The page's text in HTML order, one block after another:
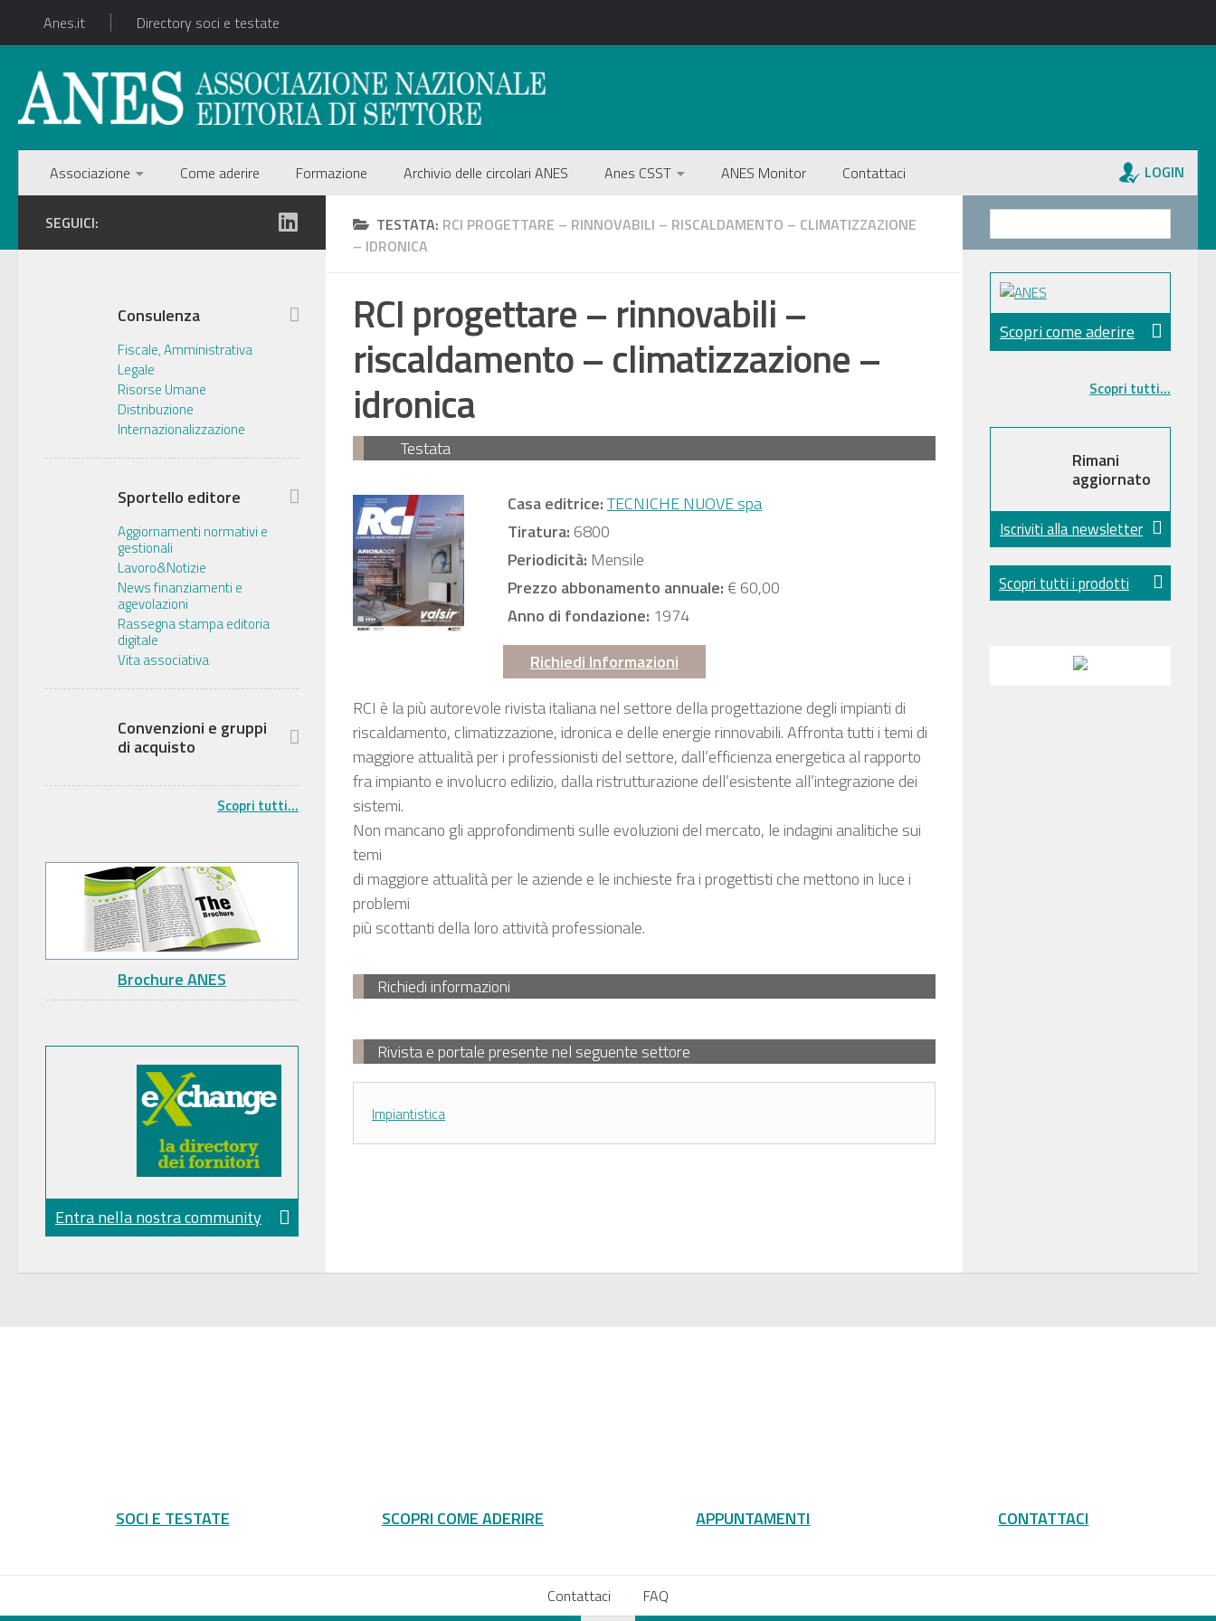
Anes.it Directory soci e testate
LOGIN
Associazione Come aderire Formazione Archivio delle circolari ANES Anes CSST ANES Monitor Contattaci
TESTATA: RCI PROGETTARE – RINNOVABILI – RISCALDAMENTO – CLIMATIZZAZIONE
– IDRONICA
RCI progettare – rinnovabili –
riscaldamento – climatizzazione –
idronica
Testata
Casa editrice:TECNICHE NUOVE spa
Tiratura: 6800
Periodicità: Mensile
Prezzo abbonamento annuale:€ 60,00
Anno di fondazione: 1974
Richiedi Informazioni
RCI è la più autorevole rivista italiana nel settore della progettazione degli impianti di
riscaldamento, climatizzazione, idronica e delle energie rinnovabili. Affronta tutti i temi di
maggiore attualità per i professionisti del settore, dall’efficienza energetica al rapporto
fra impianto e involucro edilizio, dalla ristrutturazione dell’esistente all’integrazione dei
sistemi.
Non mancano gli approfondimenti sulle evoluzioni del mercato, le indagini analitiche sui
temi
di maggiore attualità per le aziende e le inchieste fra i progettisti che mettono in luce i
problemi
più scottanti della loro attività professionale.
Richiedi informazioni
Rivista e portale presente nel seguente settore
Impiantistica
SEGUICI:
Consulenza
Fiscale, Amministrativa
Legale
Risorse Umane
Distribuzione
Internazionalizzazione
Sportello editore
Aggiornamenti normativi e
gestionali
Lavoro&Notizie
News finanziamenti e
agevolazioni
Rassegna stampa editoria
digitale
Vita associativa
Convenzioni e gruppi
di acquisto
Scopri tutti...
Brochure ANES
Entra nella nostra community
Scopri come aderire
Scopri tutti...
Rimani
aggiornato
Iscriviti alla newsletter
Scopri tutti i prodotti
SOCI E TESTATE SCOPRI COME ADERIRE APPUNTAMENTI CONTATTACI
Contattaci FAQ